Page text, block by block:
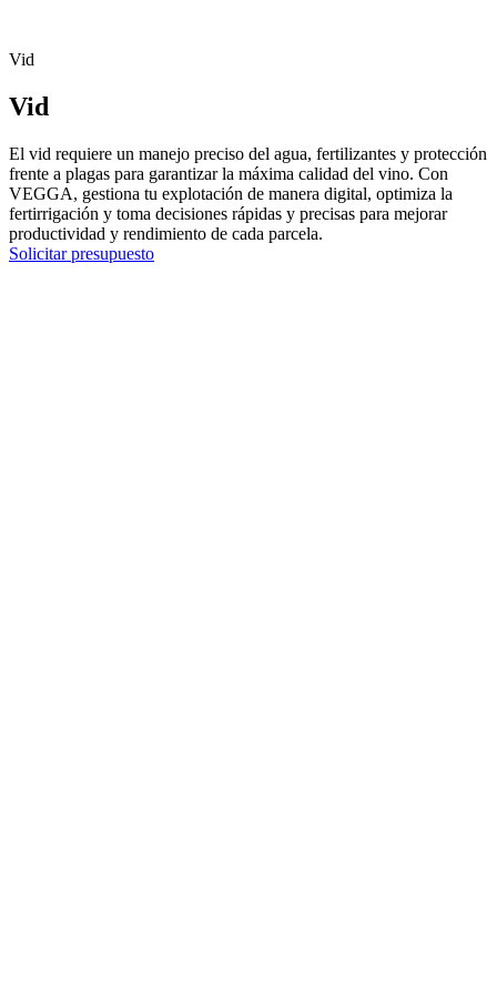
Vid
Vid
El vid requiere un manejo preciso del agua, fertilizantes y protección
frente a plagas para garantizar la máxima calidad del vino. Con
VEGGA, gestiona tu explotación de manera digital, optimiza la
fertirrigación y toma decisiones rápidas y precisas para mejorar
productividad y rendimiento de cada parcela.
Solicitar presupuesto